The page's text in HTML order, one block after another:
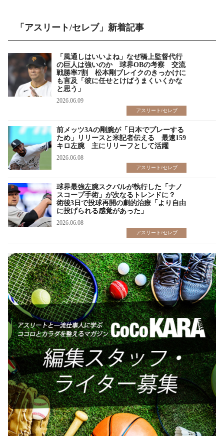
「アスリート/セレブ」新着記事
「風通しはいいよね」なぜ橋上監督代行
の巨人は強いのか 球界OBの考察 交流
戦勝率7割 松本剛ブレイクのきっかけに
も言及「彼に任せとけばうまくいくかな
と思う」
2026.06.09
アスリート/セレブ
前メッツ3Aの剛腕が「日本でプレーする
ため」リリースと米記者伝える 最速159
キロ左腕 主にリリーフとして活躍
2026.06.08
アスリート/セレブ
球界最強左腕スクバルが執行した「ナノ
スコープ手術」が次なるトレンドに？
術後3日で投球再開の劇的治療「より自由
に投げられる感覚があった」
2026.06.08
アスリート/セレブ